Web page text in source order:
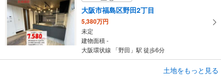
大阪市福島区野田2丁目
5,380万円
未定
建物面積 -
大阪環状線 「野田」駅 徒歩6分
土地をもっと見る